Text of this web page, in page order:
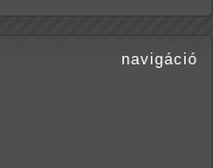
navigáció